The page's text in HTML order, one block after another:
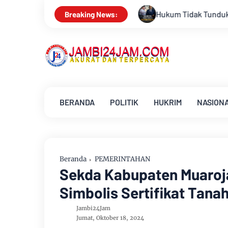
Breaking News:
Tunduk pada Persepsi: Kritik Terhadap Monopoli
BERANDA POLITIK HUKRIM
Beranda PEMERINTAHAN
Sekda Kabupaten
Simbolis Sertifikat
Jambi24Jam
Jumat, Oktober 18, 2024